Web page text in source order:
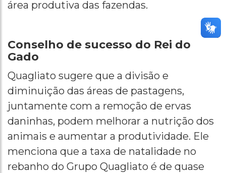
área produtiva das fazendas.
Conselho de sucesso do Rei do
Gado
Quagliato sugere que a divisão e
diminuição das áreas de pastagens,
juntamente com a remoção de ervas
daninhas, podem melhorar a nutrição dos
animais e aumentar a produtividade. Ele
menciona que a taxa de natalidade no
rebanho do Grupo Quagliato é de quase